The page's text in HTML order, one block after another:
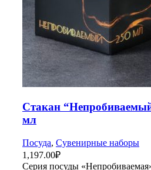
Стакан
мл
Посуда, Сувенирные наборы
1,197.00₽
Серия посуды